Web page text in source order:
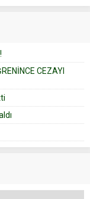
tavsiye köşesine
için düğünden...
CEZAYI